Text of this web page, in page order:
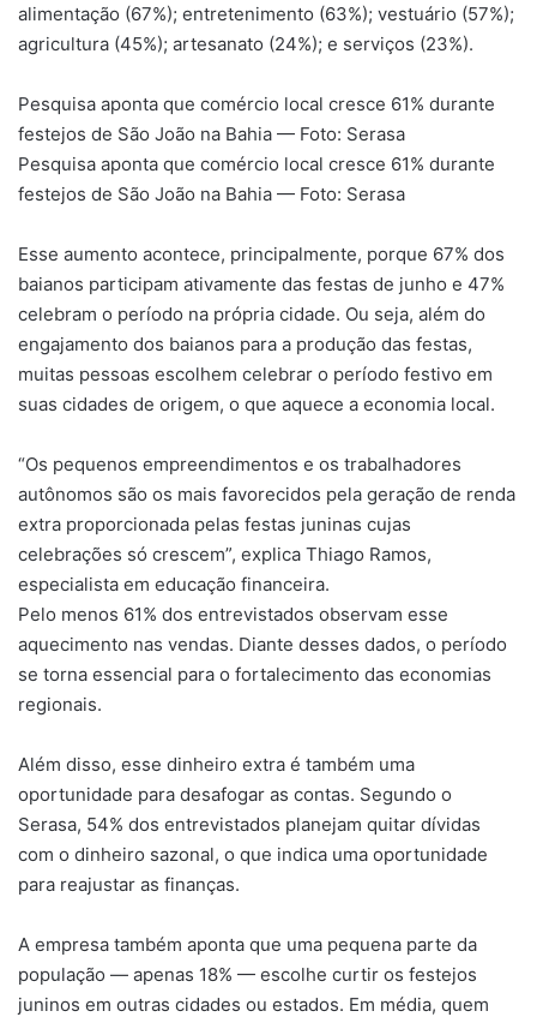
alimentação (67%); entretenimento (63%); vestuário (57%);
agricultura (45%); artesanato (24%); e serviços (23%).
Pesquisa aponta que comércio local cresce 61% durante
festejos de São João na Bahia — Foto: Serasa
Pesquisa aponta que comércio local cresce 61% durante
festejos de São João na Bahia — Foto: Serasa
Esse aumento acontece, principalmente, porque 67% dos
baianos participam ativamente das festas de junho e 47%
celebram o período na própria cidade. Ou seja, além do
engajamento dos baianos para a produção das festas,
muitas pessoas escolhem celebrar o período festivo em
suas cidades de origem, o que aquece a economia local.
“Os pequenos empreendimentos e os trabalhadores
autônomos são os mais favorecidos pela geração de renda
extra proporcionada pelas festas juninas cujas
celebrações só crescem”, explica Thiago Ramos,
especialista em educação financeira.
Pelo menos 61% dos entrevistados observam esse
aquecimento nas vendas. Diante desses dados, o período
se torna essencial para o fortalecimento das economias
regionais.
Além disso, esse dinheiro extra é também uma
oportunidade para desafogar as contas. Segundo o
Serasa, 54% dos entrevistados planejam quitar dívidas
com o dinheiro sazonal, o que indica uma oportunidade
para reajustar as finanças.
A empresa também aponta que uma pequena parte da
população — apenas 18% — escolhe curtir os festejos
juninos em outras cidades ou estados. Em média, quem